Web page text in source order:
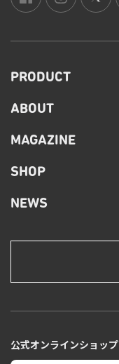
PRODUCT
ABOUT
MAGAZINE
SHOP
NEWS
公式オンラインショップ